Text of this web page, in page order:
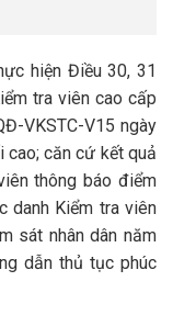
hiện Điều 30, 31
tra viên cao cấp
VKSTC-V15 ngày
căn cứ kết quả
thông báo điểm
danh Kiểm tra viên
sát nhân dân năm
dẫn thủ tục phúc